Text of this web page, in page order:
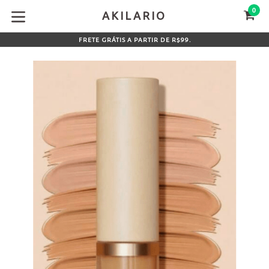
para
o
conteúdo
expandir/colapsar
AKILARIO 0
FRETE GRÁTIS A PARTIR DE R$99.